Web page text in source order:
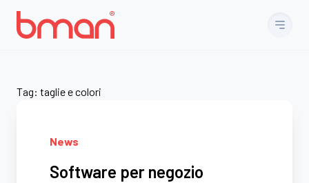
Tag: taglie e colori
News
Software per negozio